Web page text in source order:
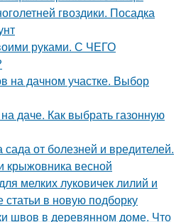
гвоздики. Посадка
руками. С ЧЕГО
на дачном участке. Выбор
даче. Как выбрать газонную
от болезней и вредителей.
крыжовника весной
мелких луковичек лилий и
в новую подборку
швов в деревянном доме. Что